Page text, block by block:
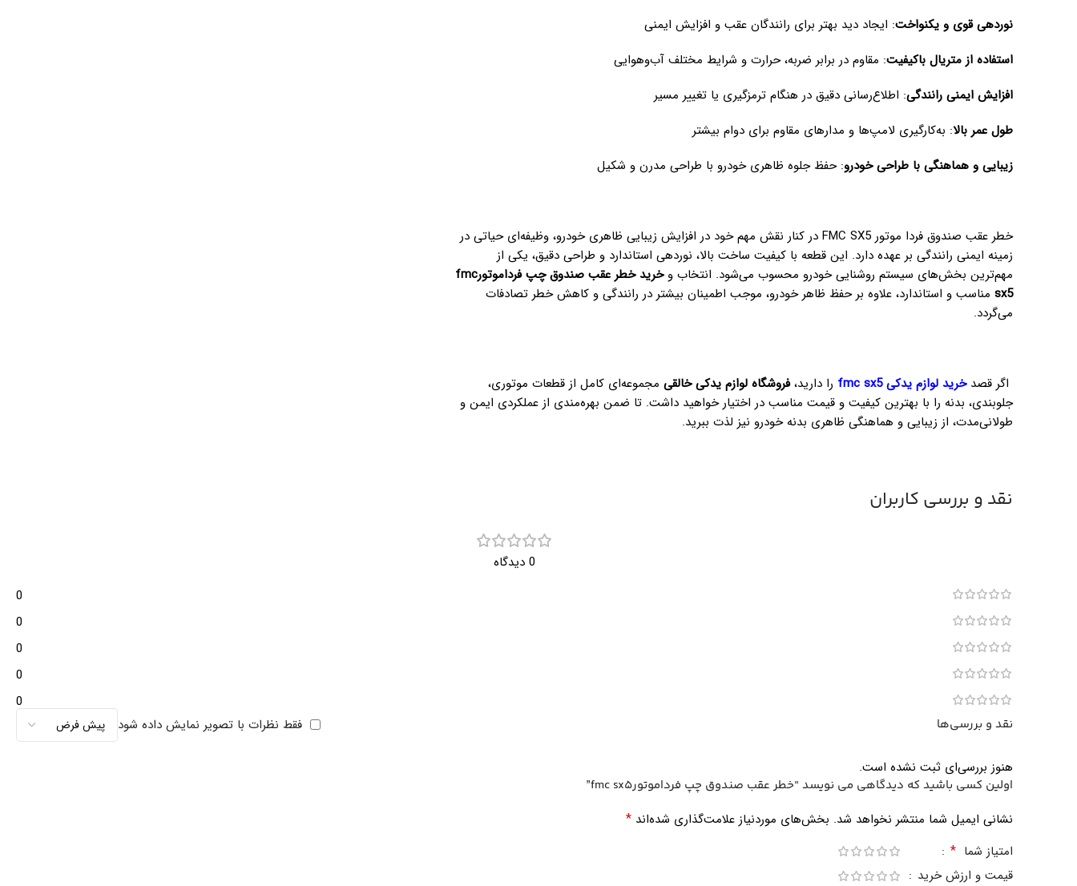
نوردهی قوی و یکنواخت: ایجاد دید بهتر برای رانندگان عقب و افزایش ایمنی
استفاده از متریال باکیفیت: مقاوم در برابر ضربه، حرارت و شرایط مختلف آب‌وهوایی
افزایش ایمنی رانندگی: اطلاع‌رسانی دقیق در هنگام ترمزگیری یا تغییر مسیر
طول عمر بالا: به‌کارگیری لامپ‌ها و مدارهای مقاوم برای دوام بیشتر
زیبایی و هماهنگی با طراحی خودرو: حفظ جلوه ظاهری خودرو با طراحی مدرن و شکیل
خطر عقب صندوق فردا موتور FMC SX5 در کنار نقش مهم خود در افزایش زیبایی ظاهری خودرو، وظیفه‌ای حیاتی در
زمینه ایمنی رانندگی بر عهده دارد. این قطعه با کیفیت ساخت بالا، نوردهی استاندارد و طراحی دقیق، یکی از
مهم‌ترین بخش‌های سیستم روشنایی خودرو محسوب می‌شود. انتخاب و
خرید خطر عقب صندوق چپ فرداموتورfmc
sx5 مناسب و استاندارد، علاوه بر حفظ ظاهر خودرو، موجب اطمینان بیشتر در رانندگی و کاهش خطر تصادفات
می‌گردد.
اگر قصدخرید لوازم یدکی fmc sx5 را دارید،فروشگاه لوازم یدکی خالقی مجموعه‌ای کامل از قطعات موتوری،
جلوبندی، بدنه را با بهترین کیفیت و قیمت مناسب در اختیار خواهید داشت. تا ضمن بهره‌مندی از عملکردی ایمن و
طولانی‌مدت، از زیبایی و هماهنگی ظاهری بدنه خودرو نیز لذت ببرید.
نقد و بررسی کاربران
0 دیدگاه
0
0
0
0
0
نقد و بررسی‌ها فقط نظرات با تصویر نمایش داده شود
هنوز بررسی‌ای ثبت نشده است.
اولین کسی باشید که دیدگاهی می نویسد “خطر عقب صندوق چپ فرداموتورfmc sx5”
نشانی ایمیل شما منتشر نخواهد شد. بخش‌های موردنیاز علامت‌گذاری شده‌اند *
امتیاز شما *
قیمت و ارزش خرید